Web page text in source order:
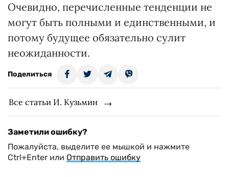
Очевидно, перечисленные тенденции не
могут быть полными и единственными, и
потому будущее обязательно сулит
неожиданности.
Поделиться
Все статьи И. Кузьмин
Заметили ошибку?
Пожалуйста, выделите ее мышкой и нажмите
Ctrl+Enter или Отправить ошибку